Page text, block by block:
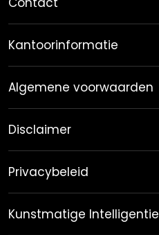
Kantoorinformatie
Algemene voorwaarden
Disclaimer
Privacybeleid
Kunstmatige Intelligentie